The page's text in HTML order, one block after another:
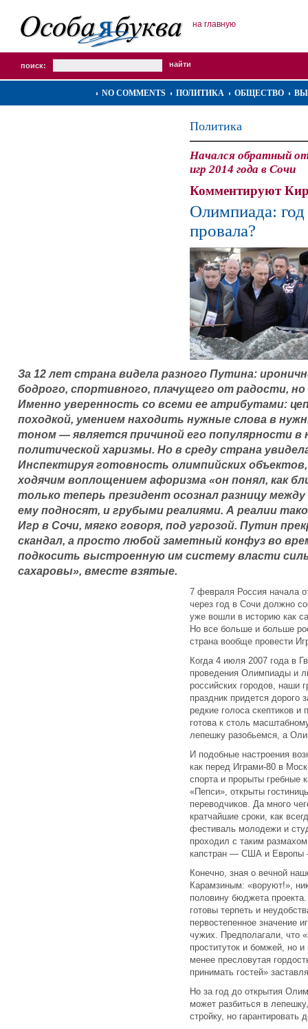
на главную
поиск:
NO COMMENTS ПОЛИТИКА ОБЩЕСТВО
Политика
Начался обратный
игр 2014 года в Сочи
Комментируют
Олимпиада: год
провала?
За 12 лет страна видела разного Путина:
бодрого, спортивного, плачущего от радости, но
Именно уверенность со всеми ее атрибутами:
походкой, умением находить нужные слова в
тоном — является причиной его популярности в
политической харизмы. Но в среду страна
Инспектируя готовность олимпийских
ходячим воплощением афоризма «он понял, как
только теперь президент осознал разницу
ему подносят, и грубыми реалиями. А реалии
Игр в Сочи, мягко говоря, под угрозой. Путин
скандал, а просто любой заметный конфуз во
подкосить выстроенную им систему власти
сахаровы», вместе взятые.
7 февраля Россия начала
через год в Сочи должно
уже вошли в историю как
Но все больше и больше
страна вообще провести
Когда 4 июля 2007 года в
проведения Олимпиады и
российских городов, наши
праздник придется дорого
редкие голоса скептиков
готова к столь
лепешку разобьемся, а
И подобные настроения
как перед Играми-80 в
спорта и прорыты гребные
«Пепси», открыты
переводчиков. Да много
кратчайшие сроки, как
фестиваль молодежи и
проходил с таким
капстран — США и Европы
Конечно, зная о вечной
Карамзиным: «воруют!»,
половину бюджета
готовы терпеть и
первостепенное значение
чужих. Предполагали, что
проституток и бомжей, но
менее пресловутая
принимать гостей»
Но за год до открытия
может разбиться в
стройку, но гарантировать